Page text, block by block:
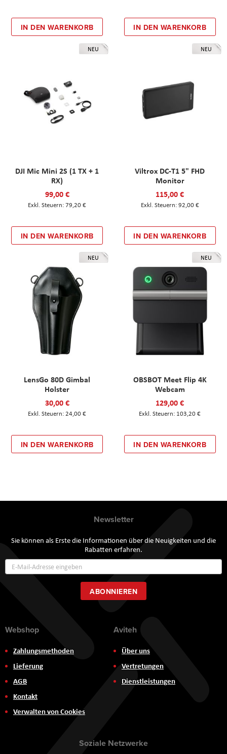
IN DEN WARENKORB IN DEN WARENKORB
NEU
DJI Mic Mini 2S (1 TX + 1
RX)
99,00 €
79,20 €
IN DEN WARENKORB
NEU
Viltrox DC-T1 5" FHD
Monitor
115,00 €
92,00 €
IN DEN WARENKORB
NEU
LensGo 80D Gimbal
Holster
30,00 €
24,00 €
IN DEN WARENKORB
NEU
OBSBOT Meet Flip 4K
Webcam
129,00 €
103,20 €
IN DEN WARENKORB
Newsletter
Sie können als Erste die Informationen über die Neuigkeiten und die
Rabatten erfahren.
zum
Newsletter:
ABONNIEREN
Webshop
Zahlungsmethoden
Lieferung
AGB
Kontakt
Verwalten von Cookies
Aviteh
Über uns
Vertretungen
Dienstleistungen
Soziale Netzwerke